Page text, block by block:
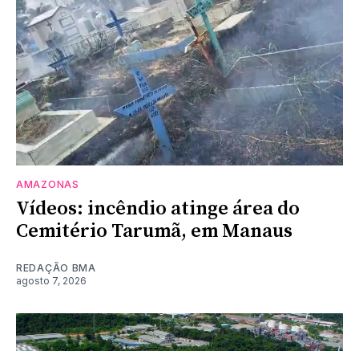
AMAZONAS
Vídeos: incêndio atinge área do
Cemitério Tarumã, em Manaus
REDAÇÃO BMA
agosto 7, 2026